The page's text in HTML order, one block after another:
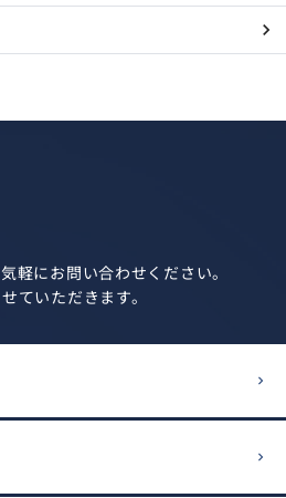
軽にお問い合わせください。
ていただきます。